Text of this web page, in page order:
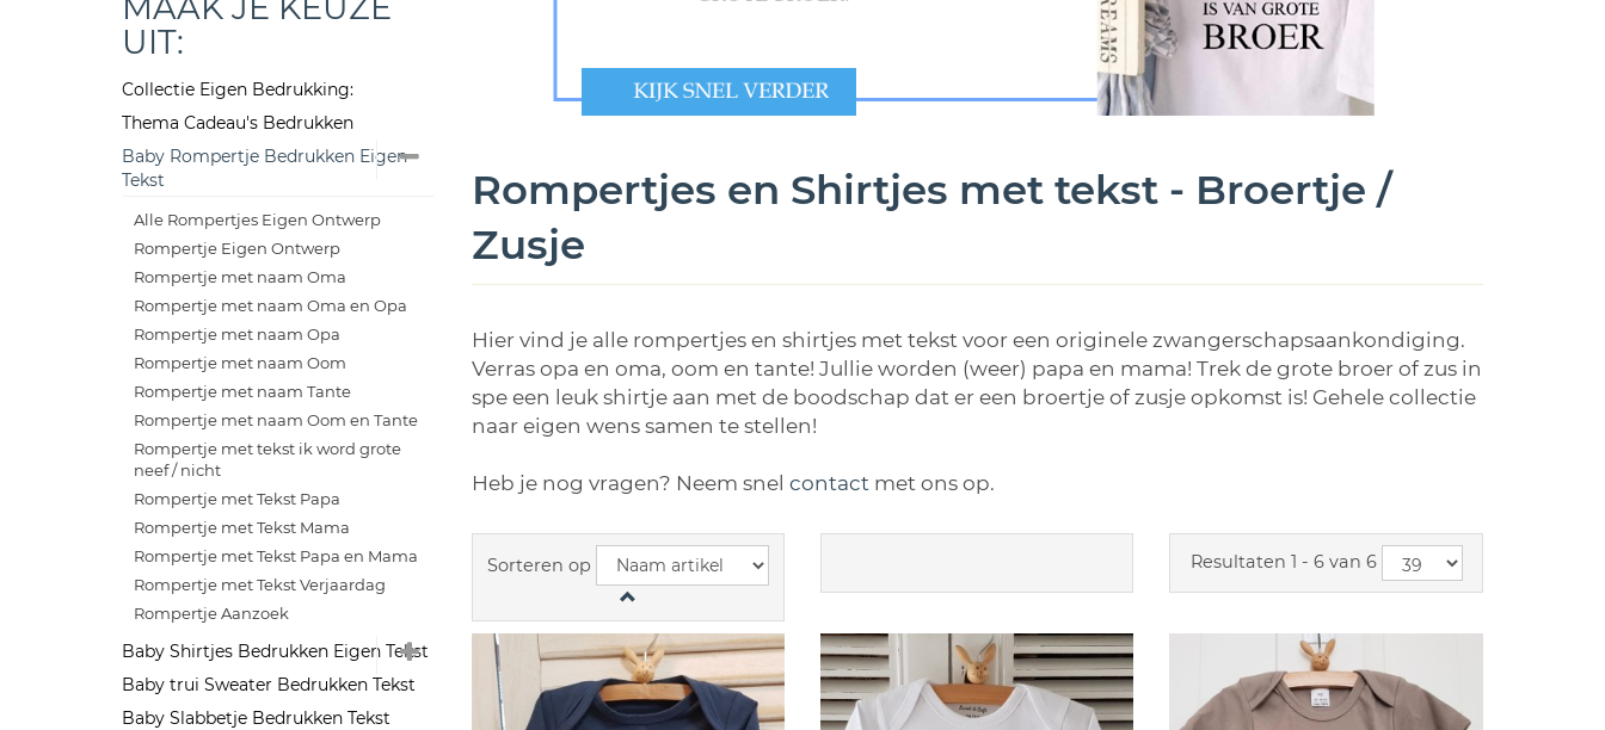
Rompertjes en Shirtjes met tekst - Broertje /
Zusje
Hier vind je alle rompertjes en shirtjes met tekst voor een originele zwangerschapsaankondiging.
Verras opa en oma, oom en tante! Jullie worden (weer) papa en mama! Trek de grote broer of zus in
spe een leuk shirtje aan met de boodschap dat er een broertje of zusje opkomst is! Gehele collectie
naar eigen wens samen te stellen!
Heb je nog vragen? Neem snel contact met ons op.
Sorteren op Resultaten 1 - 6 van 6
UIT:
Collectie Eigen Bedrukking:
Thema Cadeau's Bedrukken
Baby Rompertje Bedrukken Eigen
Tekst
Alle Rompertjes Eigen Ontwerp
Rompertje Eigen Ontwerp
Rompertje met naam Oma
Rompertje met naam Oma en Opa
Rompertje met naam Opa
Rompertje met naam Oom
Rompertje met naam Tante
Rompertje met naam Oom en Tante
Rompertje met tekst ik word grote
neef / nicht
Rompertje met Tekst Papa
Rompertje met Tekst Mama
Rompertje met Tekst Papa en Mama
Rompertje met Tekst Verjaardag
Rompertje Aanzoek
Baby Shirtjes Bedrukken Eigen Tekst
Baby trui Sweater Bedrukken Tekst
Baby Slabbetje Bedrukken Tekst